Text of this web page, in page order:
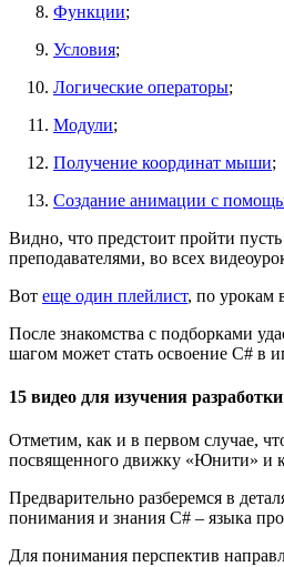
Функции;
Условия;
Логические операторы;
Модули;
Получение координат мыши;
Создание анимации с
Видно, что предстоит пройти
преподавателями, во всех
Вот еще один плейлист, по урокам
После знакомства с подборками
шагом может стать освоение C# в
15 видео для изучения
Отметим, как и в первом случае,
посвященного движку «Юнити» и
Предварительно разберемся в
понимания и знания C# – языка
Для понимания перспектив